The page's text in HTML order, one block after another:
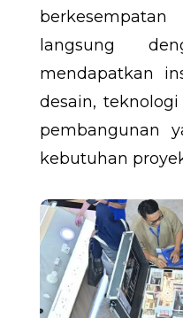
langsung
mendapatkan
desain,
pembangunan
kebutuhan